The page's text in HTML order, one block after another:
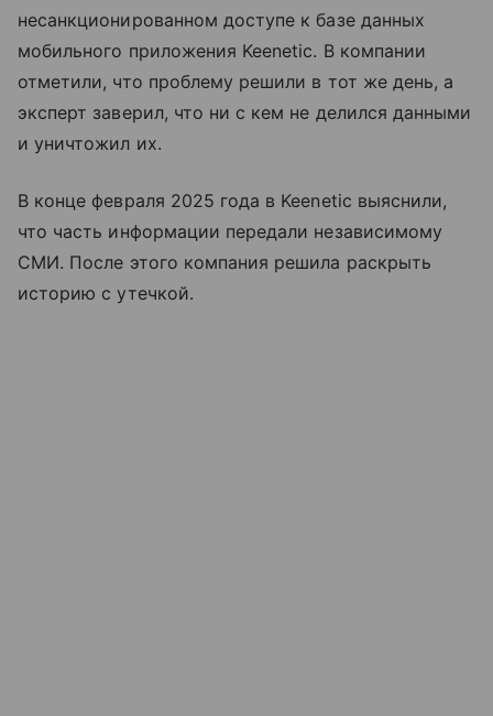
несанкционированном доступе к базе данных
мобильного приложения Keenetic. В компании
отметили, что проблему решили в тот же день, а
эксперт заверил, что ни с кем не делился данными
и уничтожил их.
В конце февраля 2025 года в Keenetic выяснили,
что часть информации передали независимому
СМИ. После этого компания решила раскрыть
историю с утечкой.